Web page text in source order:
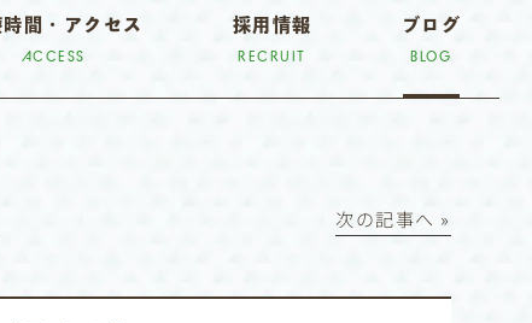
間・アクセス
ACCESS
採用情報
RECRUIT
ブログ
BLOG
次の記事へ »